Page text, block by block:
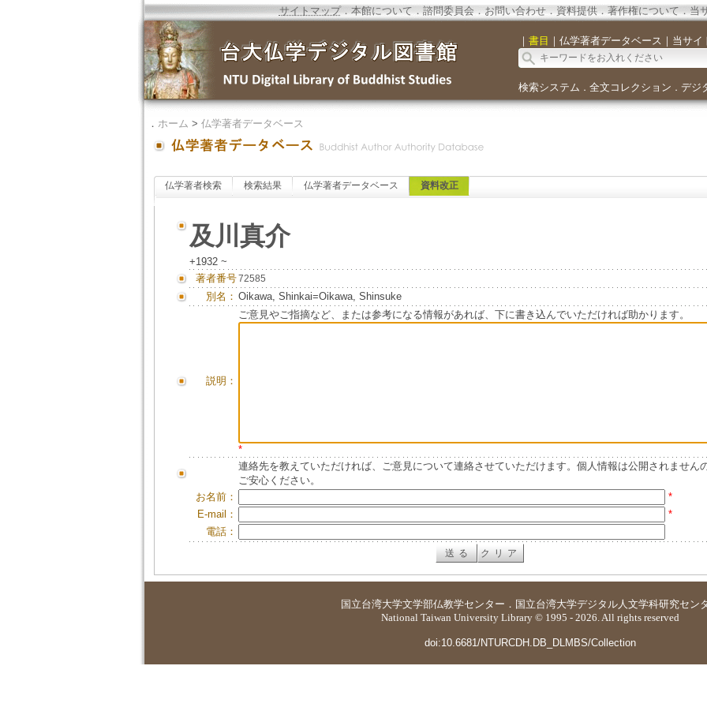
サイトマップ．本館について．諮問委員会． お問い合わせ． 資料提供．著作権について．当
｜ 書目 ｜ 仏学著者データベース ｜ 当サイ
検索システム ． 全文コレクション ． デジ
． ホーム > 仏学著者データベース
仏学著者検索 検索結果 仏学著者データベース 資料改正
及川真介
+1932 ~
著者番号72585
別名： Oikawa, Shinkai=Oikawa, Shinsuke
説明：
ご意見やご指摘など、または参考になる情報があれば、下に書き込んでいただければ助かります。
*
連絡先を教えていただければ、ご意見について連絡させていただけます。個人情報は公開されません
ご安心ください。
お名前：
*
E-mail：
*
電話：
国立台湾大学文学部仏教学センター ． 国立台湾大学デジタル人文学科研究セン
National Taiwan University Library © 1995 - 2026. All rights reserved
doi:10.6681/NTURCDH.DB_DLMBS/Collection